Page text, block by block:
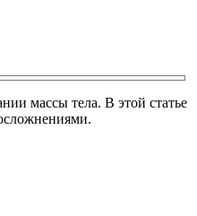
массы тела. В этой статье